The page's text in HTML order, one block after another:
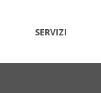
SERVIZI